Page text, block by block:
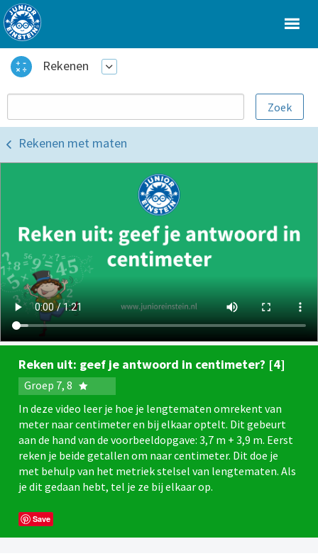
Rekenen
Rekenen met maten
Reken uit: geef je antwoord in centimeter? [4]
Groep 7, 8
In deze video leer je hoe je lengtematen omrekent van
meter naar centimeter en bij elkaar optelt. Dit gebeurt
aan de hand van de voorbeeldopgave: 3,7 m + 3,9 m. Eerst
reken je beide getallen om naar centimeter. Dit doe je
met behulp van het metriek stelsel van lengtematen. Als
je dit gedaan hebt, tel je ze bij elkaar op.
Save